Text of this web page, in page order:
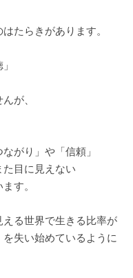
たらきがあります。
が、
がり」や「信頼」
た目に見えない
す。
る世界で生きる比率が
失い始めているように